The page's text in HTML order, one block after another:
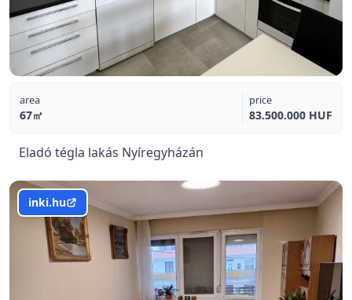
area
67㎡
price
83.500.000 HUF
Eladó tégla lakás Nyíregyházán
inki.hu